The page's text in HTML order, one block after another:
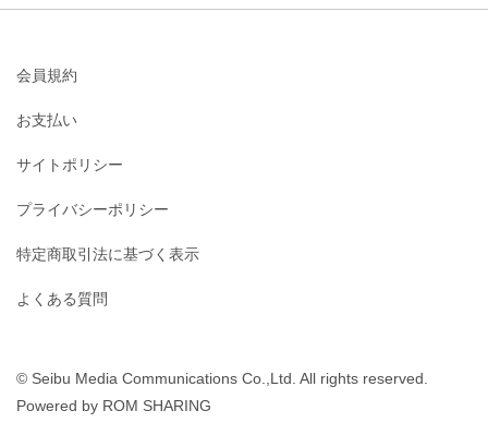
会員規約
お支払い
サイトポリシー
プライバシーポリシー
特定商取引法に基づく表示
よくある質問
© Seibu Media Communications Co.,Ltd. All rights reserved.
Powered by ROM SHARING